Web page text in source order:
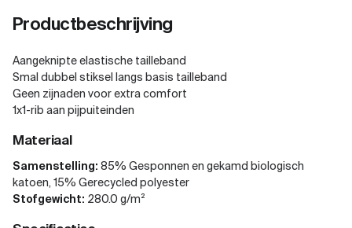
Productbeschrijving
Aangeknipte elastische tailleband
Smal dubbel stiksel langs basis tailleband
Geen zijnaden voor extra comfort
1x1-rib aan pijpuiteinden
Materiaal
Samenstelling: 85% Gesponnen en gekamd biologisch
katoen, 15% Gerecycled polyester
Stofgewicht: 280.0 g/m²